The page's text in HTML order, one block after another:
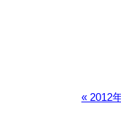
« 2012